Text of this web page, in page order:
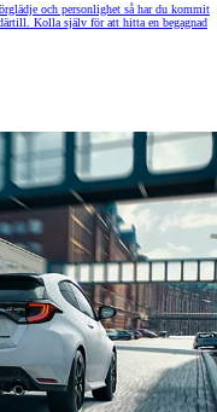
och personlighet så har du kommit
Kolla själv för att hitta en begagnad